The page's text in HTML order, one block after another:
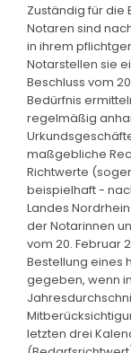
Zuständig für die
Notaren sind
in ihrem
Notarstellen sie
Beschluss vom
Bedürfnis
regelmäßig
maßgebliche
Richtwerte
beispielhaft -
Landes
der Notarinnen
vom 20. Februar
Bestellung eines
gegeben, wenn
letzten drei